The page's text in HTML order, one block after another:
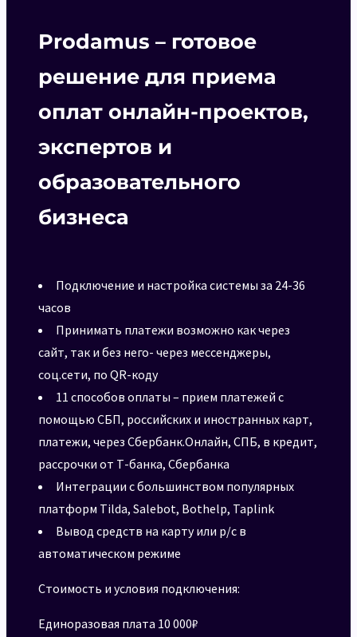
Prodamus – готовое
решение для приема
оплат онлайн-проектов,
экспертов и
образовательного
бизнеса
Подключение и настройка системы за 24-36
часов
Принимать платежи возможно как через
сайт, так и без него- через мессенджеры,
соц.сети, по QR-коду
11 способов оплаты – прием платежей с
помощью СБП, российских и иностранных карт,
платежи, через Сбербанк.Онлайн, СПБ, в кредит,
рассрочки от Т-банка, Сбербанка
Интеграции с большинством популярных
платформ Tilda, Salebot, Bothelp, Taplink
Вывод средств на карту или р/с в
автоматическом режиме
Стоимость и условия подключения:
Единоразовая плата 10 000₽